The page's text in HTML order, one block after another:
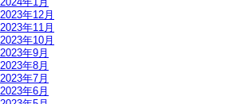
2023年12月
2023年11月
2023年10月
2023年9月
2023年8月
2023年7月
2023年6月